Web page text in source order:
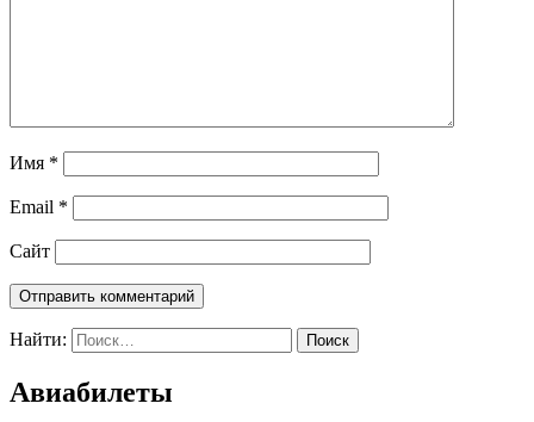
Имя *
Email *
Сайт
Отправить комментарий
Найти:
Авиабилеты